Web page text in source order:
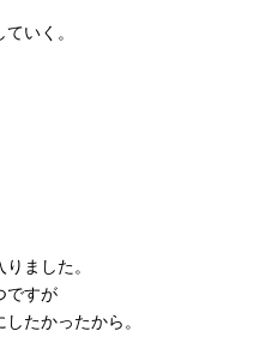
いく。
ました。
ですが
たかったから。